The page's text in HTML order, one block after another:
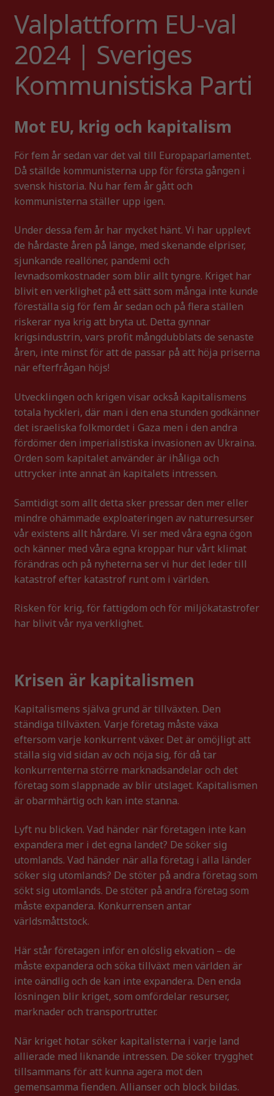
Valplattform EU-val
2024 | Sveriges
Kommunistiska Parti
Mot EU, krig och kapitalism
För fem år sedan var det val till Europaparlamentet.
Då ställde kommunisterna upp för första gången i
svensk historia. Nu har fem år gått och
kommunisterna ställer upp igen.
Under dessa fem år har mycket hänt. Vi har upplevt
de hårdaste åren på länge, med skenande elpriser,
sjunkande reallöner, pandemi och
levnadsomkostnader som blir allt tyngre. Kriget har
blivit en verklighet på ett sätt som många inte kunde
föreställa sig för fem år sedan och på flera ställen
riskerar nya krig att bryta ut. Detta gynnar
krigsindustrin, vars profit mångdubblats de senaste
åren, inte minst för att de passar på att höja priserna
när efterfrågan höjs!
Utvecklingen och krigen visar också kapitalismens
totala hyckleri, där man i den ena stunden godkänner
det israeliska folkmordet i Gaza men i den andra
fördömer den imperialistiska invasionen av Ukraina.
Orden som kapitalet använder är ihåliga och
uttrycker inte annat än kapitalets intressen.
Samtidigt som allt detta sker pressar den mer eller
mindre ohämmade exploateringen av naturresurser
vår existens allt hårdare. Vi ser med våra egna ögon
och känner med våra egna kroppar hur vårt klimat
förändras och på nyheterna ser vi hur det leder till
katastrof efter katastrof runt om i världen.
Risken för krig, för fattigdom och för miljökatastrofer
har blivit vår nya verklighet.
Krisen är kapitalismen
Kapitalismens själva grund är tillväxten. Den
ständiga tillväxten. Varje företag måste växa
eftersom varje konkurrent växer. Det är omöjligt att
ställa sig vid sidan av och nöja sig, för då tar
konkurrenterna större marknadsandelar och det
företag som slappnade av blir utslaget. Kapitalismen
är obarmhärtig och kan inte stanna.
Lyft nu blicken. Vad händer när företagen inte kan
expandera mer i det egna landet? De söker sig
utomlands. Vad händer när alla företag i alla länder
söker sig utomlands? De stöter på andra företag som
sökt sig utomlands. De stöter på andra företag som
måste expandera. Konkurrensen antar
världsmåttstock.
Här står företagen inför en olöslig ekvation – de
måste expandera och söka tillväxt men världen är
inte oändlig och de kan inte expandera. Den enda
lösningen blir kriget, som omfördelar resurser,
marknader och transportrutter.
När kriget hotar söker kapitalisterna i varje land
allierade med liknande intressen. De söker trygghet
tillsammans för att kunna agera mot den
gemensamma fienden. Allianser och block bildas.